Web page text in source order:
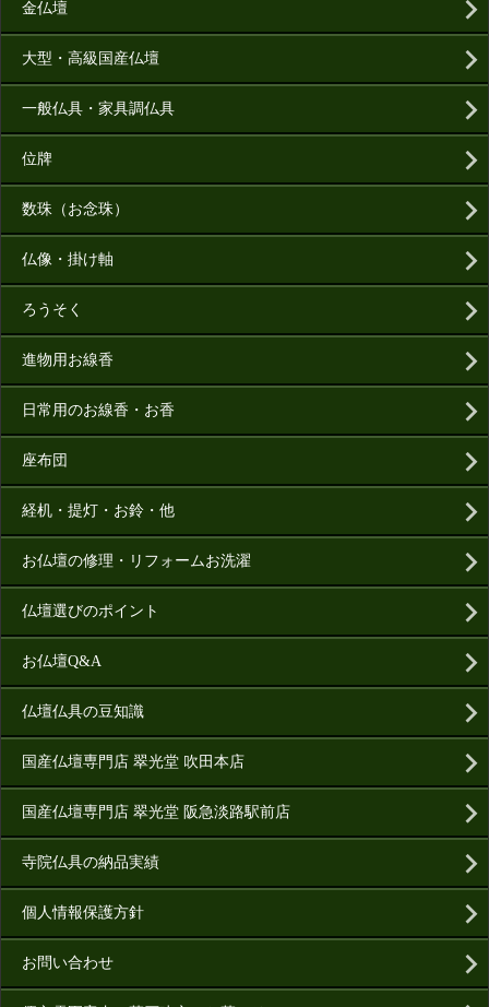
金仏壇
大型・高級国産仏壇
一般仏具・家具調仏具
位牌
数珠（お念珠）
仏像・掛け軸
ろうそく
進物用お線香
日常用のお線香・お香
座布団
経机・提灯・お鈴・他
お仏壇の修理・リフォームお洗濯
仏壇選びのポイント
お仏壇Q&A
仏壇仏具の豆知識
国産仏壇専門店 翠光堂 吹田本店
国産仏壇専門店 翠光堂 阪急淡路駅前店
寺院仏具の納品実績
個人情報保護方針
お問い合わせ